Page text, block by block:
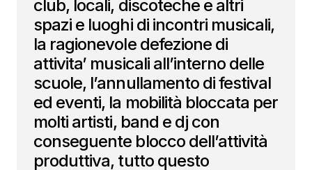
club, locali, discoteche e altri
spazi e luoghi di incontri musicali,
la ragionevole defezione di
attivita’ musicali all’interno delle
scuole, l’annullamento di festival
ed eventi, la mobilità bloccata per
molti artisti, band e dj con
conseguente blocco dell’attività
produttiva, tutto questo